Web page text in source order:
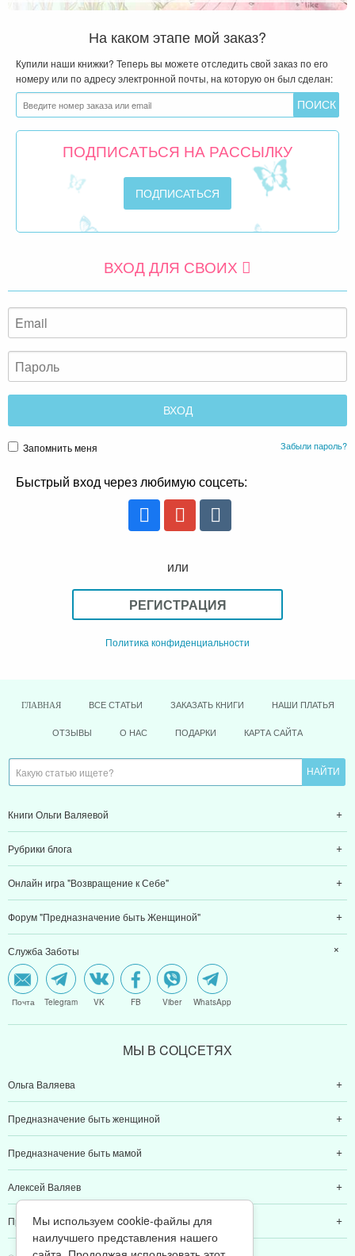
На каком этапе мой заказ?
Купили наши книжки? Теперь вы можете отследить свой заказ по его
номеру или по адресу электронной почты, на которую он был сделан:
ПОДПИСАТЬСЯ НА РАССЫЛКУ
ВХОД ДЛЯ СВОИХ
Запомнить меня Забыли пароль?
Быстрый вход через любимую соцсеть:
или
РЕГИСТРАЦИЯ
Политика конфиденциальности
ГЛАВНАЯ ВСЕ СТАТЬИ ЗАКАЗАТЬ КНИГИ НАШИ ПЛАТЬЯ
ОТЗЫВЫ О НАС ПОДАРКИ КАРТА САЙТА
Книги Ольги Валяевой
Рубрики блога
Онлайн игра "Возвращение к Себе"
Форум "Предназначение быть Женщиной"
Служба Заботы
Почта Telegram VK FB Viber WhatsApp
МЫ В CОЦCЕТЯХ
Ольга Валяева
Предназначение быть женщиной
Предназначение быть мамой
Алексей Валяев
Предназначение быть папой
Мы используем cookie-файлы для
наилучшего представления нашего